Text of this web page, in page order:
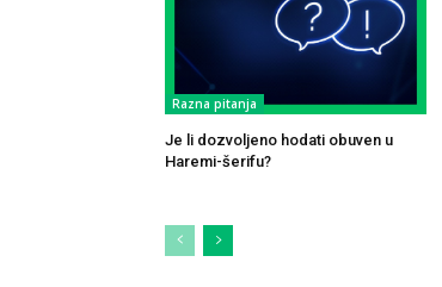
Razna pitanja
Je li dozvoljeno hodati obuven u
Haremi-šerifu?